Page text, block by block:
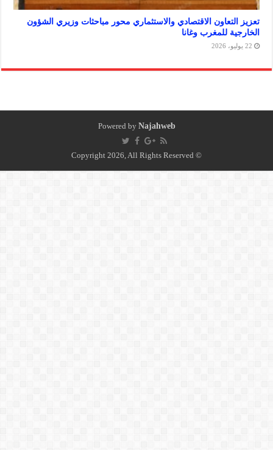
الاقتصادي والاستثماري محور مباحثات وزيري الشؤون
للمغرب وغانا
Powered by